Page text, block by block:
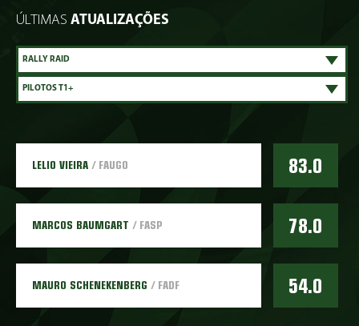
ÚLTIMAS ATUALIZAÇÕES
LELIO VIEIRA / FAUGO 83.0
MARCOS BAUMGART / FASP 78.0
MAURO SCHENEKENBERG / FADF 54.0